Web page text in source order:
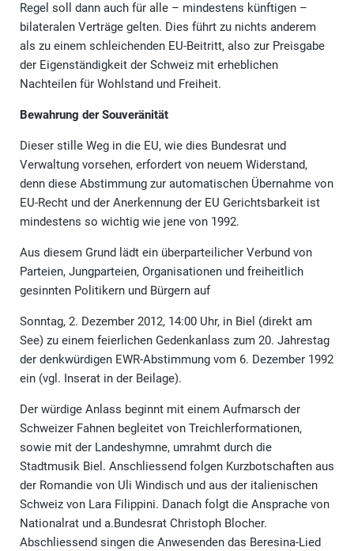
Regel soll dann auch für alle – mindestens künftigen –
bilateralen Verträge gelten. Dies führt zu nichts anderem
als zu einem schleichenden EU-Beitritt, also zur Preisgabe
der Eigenständigkeit der Schweiz mit erheblichen
Nachteilen für Wohlstand und Freiheit.
Bewahrung der Souveränität
Dieser stille Weg in die EU, wie dies Bundesrat und
Verwaltung vorsehen, erfordert von neuem Widerstand,
denn diese Abstimmung zur automatischen Übernahme von
EU-Recht und der Anerkennung der EU Gerichtsbarkeit ist
mindestens so wichtig wie jene von 1992.
Aus diesem Grund lädt ein überparteilicher Verbund von
Parteien, Jungparteien, Organisationen und freiheitlich
gesinnten Politikern und Bürgern auf
Sonntag, 2. Dezember 2012, 14:00 Uhr, in Biel (direkt am
See) zu einem feierlichen Gedenkanlass zum 20. Jahrestag
der denkwürdigen EWR-Abstimmung vom 6. Dezember 1992
ein (vgl. Inserat in der Beilage).
Der würdige Anlass beginnt mit einem Aufmarsch der
Schweizer Fahnen begleitet von Treichlerformationen,
sowie mit der Landeshymne, umrahmt durch die
Stadtmusik Biel. Anschliessend folgen Kurzbotschaften aus
der Romandie von Uli Windisch und aus der italienischen
Schweiz von Lara Filippini. Danach folgt die Ansprache von
Nationalrat und a.Bundesrat Christoph Blocher.
Abschliessend singen die Anwesenden das Beresina-Lied